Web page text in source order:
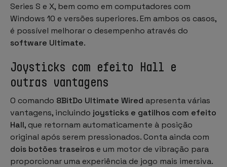
Series S e X, bem como em computadores com
Windows 10 e versões superiores. Em ambos os casos,
é possível melhorar o desempenho através do
software Ultimate.
Joysticks com efeito Hall e
outras vantagens
O comando 8BitDo Ultimate Wired apresenta várias
vantagens, incluindo joysticks e gatilhos com efeito
Hall, que retornam automaticamente à posição
original após serem pressionados. Conta ainda com
dois botões traseiros e um motor de vibração para
proporcionar uma experiência de jogo mais imersiva.